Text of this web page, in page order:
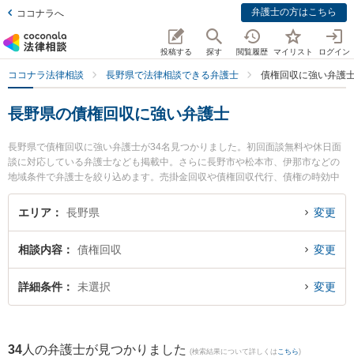
ココナラへ 弁護士の方はこちら
投稿する 探す 閲覧履歴 マイリスト ログイン
ココナラ法律相談 長野県で法律相談できる弁護士 債権回収に強い弁護
長野県の債権回収に強い弁護士
長野県で債権回収に強い弁護士が34名見つかりました。初回面談無料や休日面
談に対応している弁護士なども掲載中。さらに長野市や松本市、伊那市などの
地域条件で弁護士を絞り込めます。売掛金回収や債権回収代行、債権の時効中
断等の細かな分野での絞り込み検索もでき便利です。特に宮澤拓也法律事務所
の宮澤 拓也弁護士や弁護士法人一新総合法律事務所 長野事務所の渡辺 伸樹弁
のトラブルを今すぐに弁護士に相談したい』『債権回収のトラブル解決の実績
豊富な近くの弁護士を検索したい』『初回相談無料で債権回収を法律相談でき
る長野県内の弁護士に相談予約したい』などでお困りの相談者さんにおすすめ
エリア 長野県 変更
相談内容 債権回収 変更
詳細条件 未選択 変更
34 人の弁護士が見つかりました (検索結果について詳しくは こちら)